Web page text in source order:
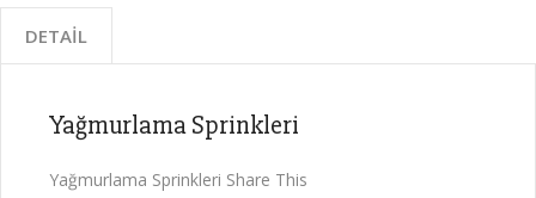
DETAIL
Yağmurlama Sprinkleri
Yağmurlama Sprinkleri Share This